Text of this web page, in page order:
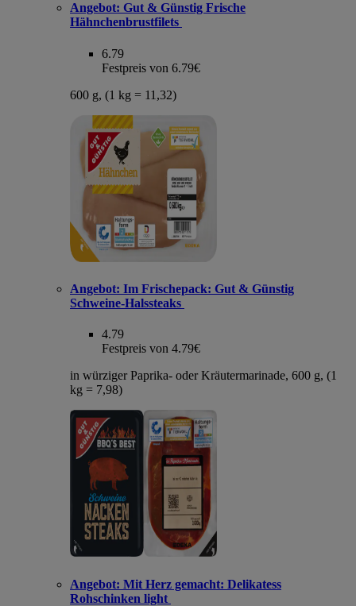
Angebot: Gut & Günstig Frische
Hähnchenbrustfilets
6.79
Festpreis von 6.79€
600 g, (1 kg = 11,32)
Angebot: Im Frischepack: Gut & Günstig
Schweine-Halssteaks
4.79
Festpreis von 4.79€
in würziger Paprika- oder Kräutermarinade, 600 g, (1
kg = 7,98)
Angebot: Mit Herz gemacht: Delikatess
Rohschinken light